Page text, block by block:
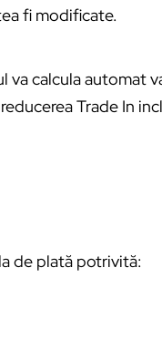
fi modificate.
calcula automat
Trade In
de plată potrivită: